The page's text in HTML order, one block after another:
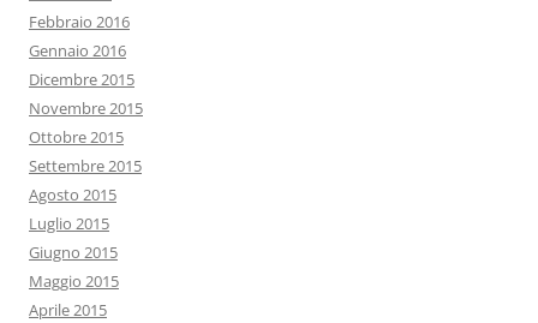
Febbraio 2016
Gennaio 2016
Dicembre 2015
Novembre 2015
Ottobre 2015
Settembre 2015
Agosto 2015
Luglio 2015
Giugno 2015
Maggio 2015
Aprile 2015